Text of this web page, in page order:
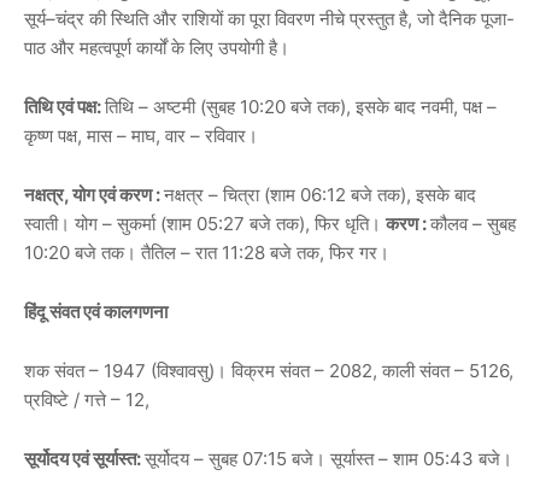
सूर्य–चंद्र की स्थिति और राशियों का पूरा विवरण नीचे प्रस्तुत है, जो दैनिक पूजा-
पाठ और महत्वपूर्ण कार्यों के लिए उपयोगी है।
तिथि एवं पक्ष:तिथि – अष्टमी (सुबह 10:20 बजे तक), इसके बाद नवमी, पक्ष –
कृष्ण पक्ष, मास – माघ, वार – रविवार।
नक्षत्र, योग एवं करण :नक्षत्र – चित्रा (शाम 06:12 बजे तक), इसके बाद
स्वाती। योग – सुकर्मा (शाम 05:27 बजे तक), फिर धृति। करण :कौलव – सुबह
10:20 बजे तक। तैतिल – रात 11:28 बजे तक, फिर गर।
हिंदू संवत एवं कालगणना
शक संवत – 1947 (विश्वावसु)। विक्रम संवत – 2082, काली संवत – 5126,
प्रविष्टे / गत्ते – 12,
सूर्योदय एवं सूर्यास्त:सूर्योदय – सुबह 07:15 बजे। सूर्यास्त – शाम 05:43 बजे।